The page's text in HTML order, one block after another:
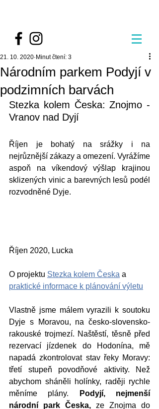
Národním parkem Podyjí v
podzimních barvách
21. 10. 2020 Minut čtení: 3
Stezka kolem Česka: Znojmo -
Vranov nad Dyjí
Říjen je bohatý na srážky i na
nejrůznější zákazy a omezení. Vyrážíme
aspoň na víkendový výšlap krajinou
sklizených vinic a barevných lesů podél
rozvodněné Dyje.
Říjen 2020, Lucka
O projektu Stezka kolem Česka a
praktické informace k plánování výletu
Vlastně jsme málem vyrazili k soutoku
Dyje s Moravou, na česko-slovensko-
rakouské trojmezí. Naštěstí, těsně před
rezervací jízdenek do Hodonína, mě
napadá zkontrolovat stav řeky Moravy:
třetí stupeň povodňové aktivity. Než
abychom sháněli holínky, raději rychle
měníme plány.
Podyjí, nejmenší
národní park Česka, ze Znojma do